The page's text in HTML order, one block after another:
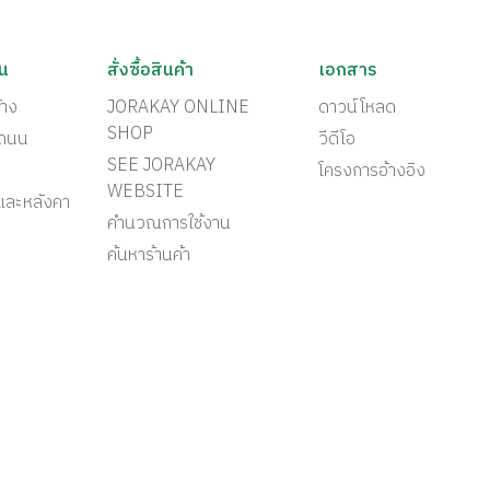
ง
นน
ะหลังคา
สั่งซื้อสินค้า
JORAKAY ONLINE
SHOP
SEE JORAKAY
WEBSITE
คำนวณการใช้งาน
ค้นหาร้านค้า
เอกสาร
ดาวน์โหลด
วีดีโอ
โครงการอ้างอิง